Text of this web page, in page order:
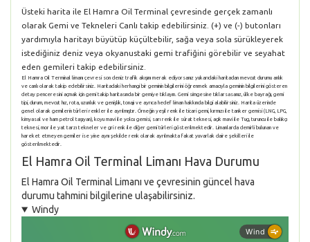
Üsteki harita ile El Hamra Oil Terminal çevresinde gerçek zamanlı
olarak Gemi ve Tekneleri Canlı takip edebilirsiniz. (+) ve (-) butonları
yardımıyla haritayı büyütüp küçültebilir, sağa veya sola sürükleyerek
istediğiniz deniz veya okyanustaki gemi trafiğini görebilir ve seyahat
eden gemileri takip edebilirsiniz.
El Hamra Oil Terminal limanı çevresi son deniz trafik akışını merak ediyorsanız yukarıdaki haritadan mevcut durumu anlık
ve canlı olarak takip edebilirsiniz. Haritadaki herhangi bir geminin bilgilerini öğrenmek amacıyla geminin bilgilerini gösteren
detay penceresini açmak için gemi takip haritasında bir gemiye tıklayın. Gemi simgesine tıklarsasanız, ülke bayrağı, gemi
tipi, durum, mevcut hız, rota, uzunluk ve genişlik, tonajı ve ayrıca hedef liman hakkında bilgi alabilirsiniz. Harita üzerinde
genel olarak gemilerin türleri renkler ile ayrılmıştır. Örneğin yeşil renk ile ticari gemi, kırmızı ile tanker gemisi (LNG, LPG,
kimyasal ve ham petrol taşıyan), koyu mavi ile yolcu gemisi, sarı renk ile sürat teknesi, açık mavi ile Tug, turuncu ile balıkçı
teknesi, mor ile yat tarzı tekneler ve gri renk ile diğer gemi türleri gösterilmektedir. Limanlarda demirli bulunan ve
hareket etmeyen gemiler ise yine aynı şekilde renk olarak ayrılmakta fakat yuvarlak daire şekilleri ile
gösterilmektedir.
El Hamra Oil Terminal Limanı Hava Durumu
El Hamra Oil Terminal Limanı ve çevresinin güncel hava
durumu tahmini bilgilerine ulaşabilirsiniz.
Windy